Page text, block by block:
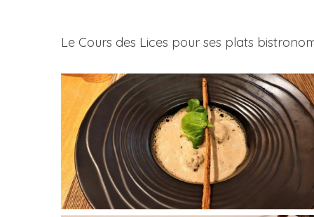
Le Cours des Lices pour ses plats